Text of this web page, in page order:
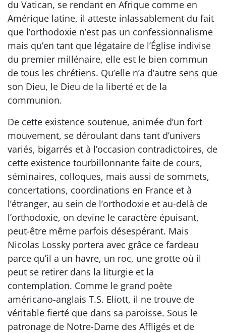
du Vatican, se rendant en Afrique comme en
Amérique latine, il atteste inlassablement du fait
que l’orthodoxie n’est pas un confessionnalisme
mais qu’en tant que légataire de l’Église indivise
du premier millénaire, elle est le bien commun
de tous les chrétiens. Qu’elle n’a d’autre sens que
son Dieu, le Dieu de la liberté et de la
communion.
De cette existence soutenue, animée d’un fort
mouvement, se déroulant dans tant d’univers
variés, bigarrés et à l’occasion contradictoires, de
cette existence tourbillonnante faite de cours,
séminaires, colloques, mais aussi de sommets,
concertations, coordinations en France et à
l’étranger, au sein de l’orthodoxie et au-delà de
l’orthodoxie, on devine le caractère épuisant,
peut-être même parfois désespérant. Mais
Nicolas Lossky portera avec grâce ce fardeau
parce qu’il a un havre, un roc, une grotte où il
peut se retirer dans la liturgie et la
contemplation. Comme le grand poète
américano-anglais T.S. Eliott, il ne trouve de
véritable fierté que dans sa paroisse. Sous le
patronage de Notre-Dame des Affligés et de